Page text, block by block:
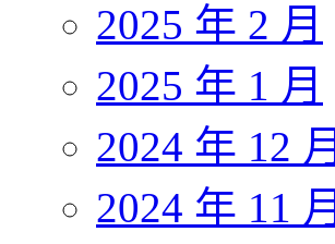
2025 年 2 月
2025 年 1 月
2024 年 12 月
2024 年 11 月